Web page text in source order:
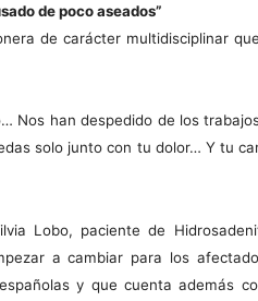
de poco aseados”
de carácter multidisciplinar
Nos han despedido de los
solo junto con tu dolor… Y tu
Lobo, paciente de
a cambiar para los
y que cuenta además